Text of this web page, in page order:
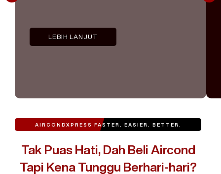
LEBIH LANJUT
AIRCONDXPRESS FASTER. EASIER. BETTER.
Tak Puas Hati, Dah Beli Aircond
Tapi Kena Tunggu Berhari-hari?